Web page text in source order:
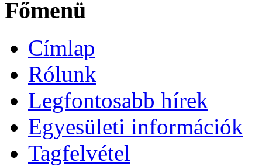
Főmenü
Címlap
Rólunk
Legfontosabb hírek
Egyesületi információk
Tagfelvétel